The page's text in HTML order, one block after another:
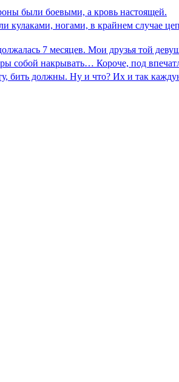
были боевыми, а кровь настоящей.
кулаками, ногами, в крайнем случае
7 месяцев. Мои друзья той
собой накрывать… Короче, под
бить должны. Ну и что? Их и так